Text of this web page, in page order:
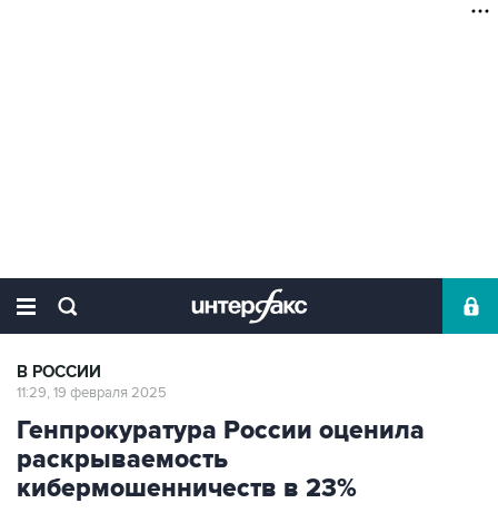
В РОССИИ
11:29, 19 февраля 2025
Генпрокуратура России оценила
раскрываемость
кибермошенничеств в 23%